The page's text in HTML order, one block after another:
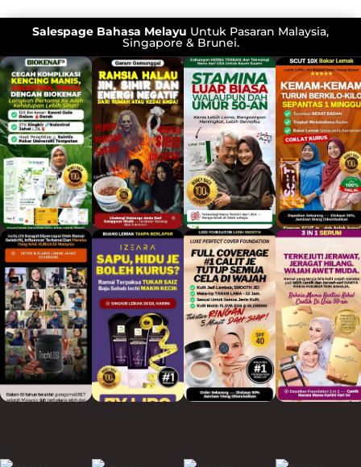
Salespage Bahasa Melayu Untuk Pasaran Malaysia,
Singapore & Brunei.